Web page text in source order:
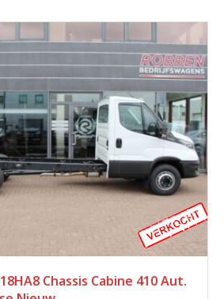
Chassis Cabine 410 Aut.